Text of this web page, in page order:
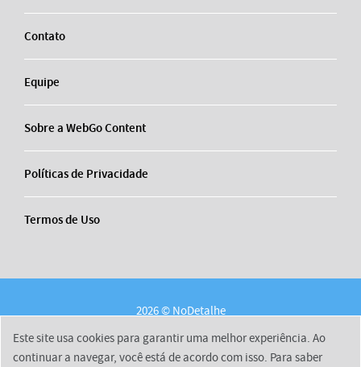
Contato
Equipe
Sobre a WebGo Content
Políticas de Privacidade
Termos de Uso
2026 © NoDetalhe
Sobre a WebGo Content
Políticas de Privacidade
Este site usa cookies para garantir uma melhor experiência. Ao
continuar a navegar, você está de acordo com isso. Para saber